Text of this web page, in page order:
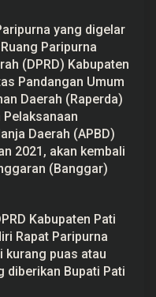
yang digelar
Paripurna
(DPRD) Kabupaten
Pandangan Umum
Daerah (Raperda)
Daerah (APBD)
2021, akan kembali
(Banggar)
Kabupaten Pati
Rapat Paripurna
kurang puas atau
diberikan Bupati Pati